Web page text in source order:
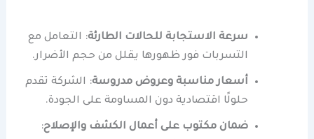
سرعة الاستجابة للحالات الطارئة: التعامل مع
التسربات فور ظهورها يقلل من حجم الأضرار.
أسعار مناسبة وعروض مدروسة: الشركة تقدم
حلولًا اقتصادية دون المساومة على الجودة.
ضمان مكتوب على أعمال الكشف والإصلاح: